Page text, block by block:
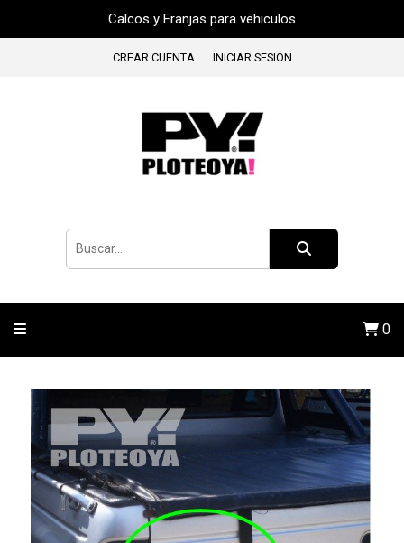
Calcos y Franjas para vehiculos
CREAR CUENTA INICIAR SESIÓN
0